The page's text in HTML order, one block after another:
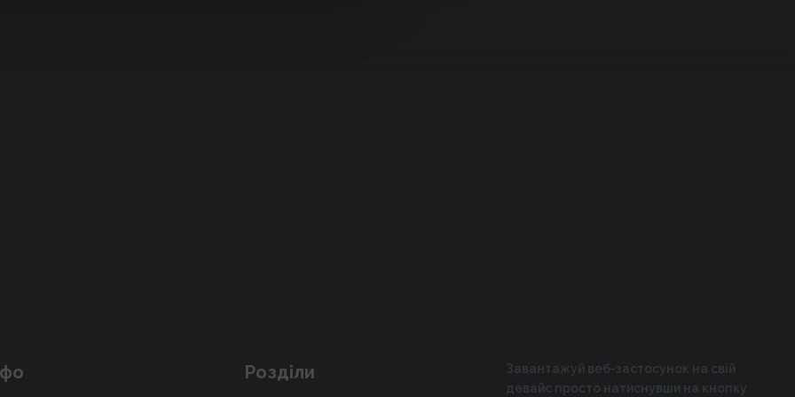
Розділи
Завантажуй веб-застосунок на свій
девайс просто натиснувши на кнопку